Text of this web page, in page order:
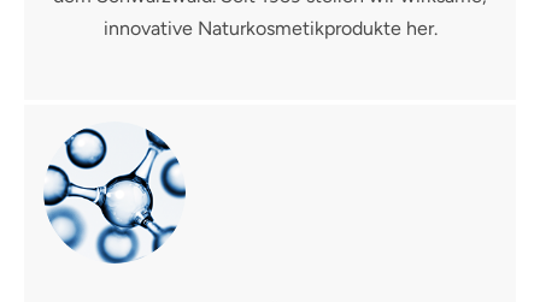
innovative Naturkosmetikprodukte her.